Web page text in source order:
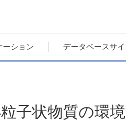
ーション データベースサ
子状物質の環